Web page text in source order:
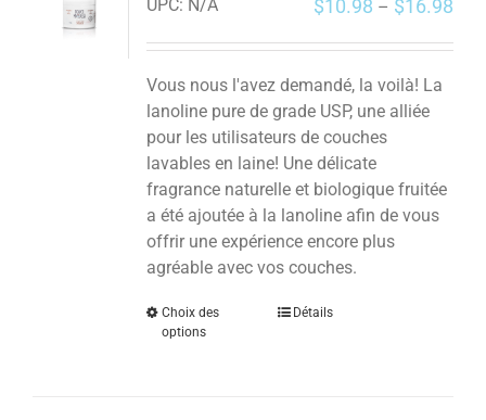
UPC: N/A $10.98 – $16.98
Vous nous l'avez demandé, la voilà! La
lanoline pure de grade USP, une alliée
pour les utilisateurs de couches
lavables en laine! Une délicate
fragrance naturelle et biologique fruitée
a été ajoutée à la lanoline afin de vous
offrir une expérience encore plus
agréable avec vos couches.
Choix des
options
Détails